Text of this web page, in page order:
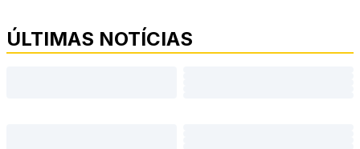
ÚLTIMAS NOTÍCIAS